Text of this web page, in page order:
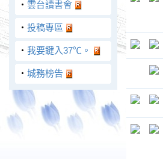
‧ 雲台讀書會
‧ 投稿專區
‧ 我要鍵入37℃。
‧ 城務榜告